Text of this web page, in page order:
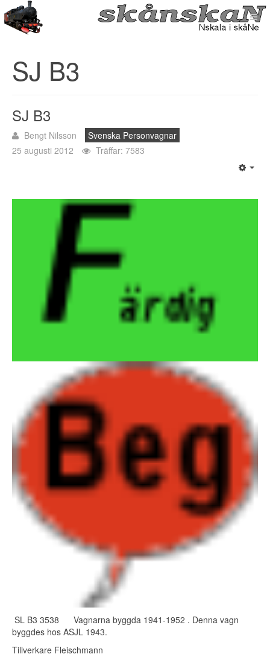
SJ B3
SJ B3
Bengt Nilsson
Svenska Personvagnar
25 augusti 2012
Träffar: 7583
SL B3 3538 Vagnarna byggda 1941-1952 . Denna vagn
byggdes hos ASJL 1943.
Tillverkare Fleischmann